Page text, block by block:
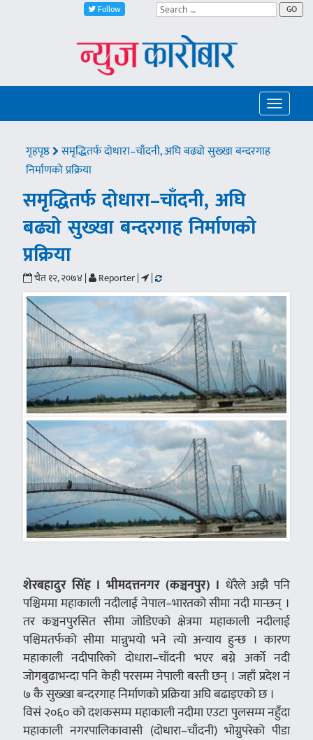
Follow GO
Toggle
गृहपृष्ठ
समृद्धितर्फ दोधारा–चाँदनी, अघि बढ्यो सुख्खा बन्दरगाह
निर्माणको प्रक्रिया
समृद्धितर्फ दोधारा–चाँदनी, अघि
बढ्यो सुख्खा बन्दरगाह निर्माणको
प्रक्रिया
चैत १२, २०७४ | Reporter | |
शेरबहादुर सिंह । भीमदत्तनगर (कञ्चनपुर) । धेरैले अझै पनि
पश्चिममा महाकाली नदीलाई नेपाल–भारतको सीमा नदी मान्छन् ।
तर कञ्चनपुरसित सीमा जोडिएको क्षेत्रमा महाकाली नदीलाई
पश्चिमतर्फको सीमा मान्नुभयो भने त्यो अन्याय हुन्छ । कारण
महाकाली नदीपारिको दोधारा–चाँदनी भएर बग्ने अर्को नदी
जोगबुढाभन्दा पनि केही परसम्म नेपाली बस्ती छन् । जहाँ प्रदेश नं
७ कै सुख्खा बन्दरगाह निर्माणको प्रक्रिया अघि बढाइएको छ ।
विसं २०६० को दशकसम्म महाकाली नदीमा एउटा पुलसम्म नहुँदा
महाकाली नगरपालिकावासी (दोधारा–चाँदनी) भोग्नुपरेको पीडा